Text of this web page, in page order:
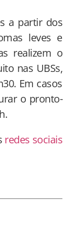
a partir dos
leves e
realizem o
nas UBSs,
Em casos
o pronto-
redes sociais